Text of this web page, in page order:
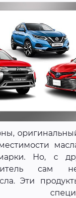
Но, с
сам
Эти